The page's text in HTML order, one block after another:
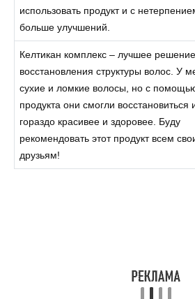
использовать продукт и с
больше улучшений.
Келтикан комплекс – лучшее
восстановления структуры волос. У
сухие и ломкие волосы, но с
продукта они смогли восстановиться
гораздо красивее и здоровее. Буду
рекомендовать этот продукт всем
друзьям!